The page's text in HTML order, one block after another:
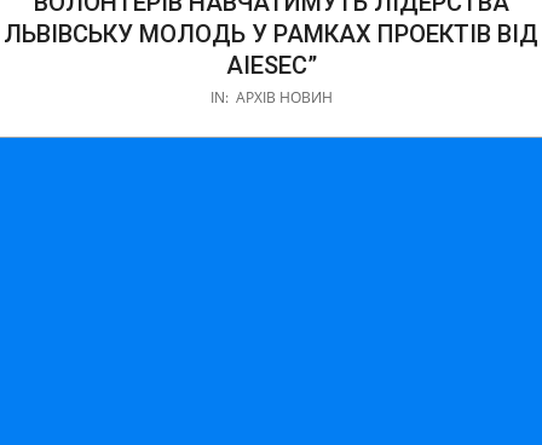
ЛЬВІВСЬКУ МОЛОДЬ У РАМКАХ ПРОЕКТІВ ВІД
AIESEC”
IN: АРХІВ НОВИН